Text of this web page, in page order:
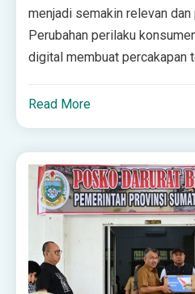
menjadi semakin relevan
Perubahan perilaku
digital membuat percakapan
Read More